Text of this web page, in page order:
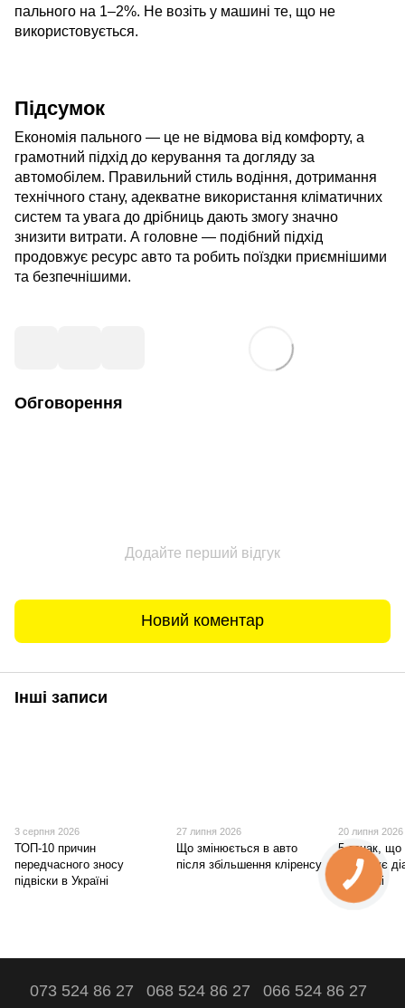
пального на 1–2%. Не возіть у машині те, що не
використовується.
Підсумок
Економія пального — це не відмова від комфорту, а
грамотний підхід до керування та догляду за
автомобілем. Правильний стиль водіння, дотримання
технічного стану, адекватне використання кліматичних
систем та увага до дрібниць дають змогу значно
знизити витрати. А головне — подібний підхід
продовжує ресурс авто та робить поїздки приємнішими
та безпечнішими.
Обговорення
Додайте перший відгук
Новий коментар
Інші записи
3 серпня 2026
ТОП-10 причин
передчасного зносу
підвіски в Україні
27 липня 2026
Що змінюється в авто
після збільшення кліренсу
20 липня 2026
5 ознак, що
потребує
сьогодні
073 524 86 27 068 524 86 27 066 524 86 27